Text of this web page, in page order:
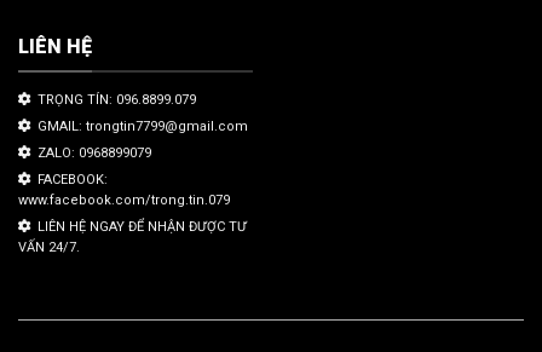
LIÊN HỆ
TRỌNG TÍN: 096.8899.079
GMAIL: trongtin7799@gmail.com
ZALO: 0968899079
FACEBOOK:
www.facebook.com/trong.tin.079
LIÊN HỆ NGAY ĐỂ NHẬN ĐƯỢC TƯ
VẤN 24/7.